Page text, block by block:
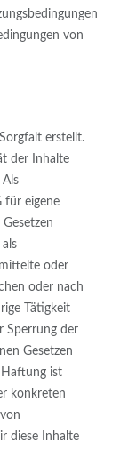
von
erstellt.
der Inhalte
für eigene
oder
oder nach
Tätigkeit
Sperrung der
Gesetzen
Haftung ist
konkreten
diese Inhalte